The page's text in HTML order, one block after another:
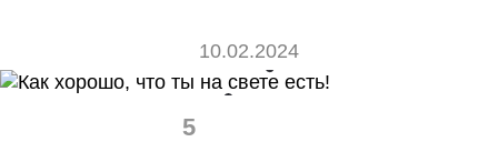
10.02.2024
5